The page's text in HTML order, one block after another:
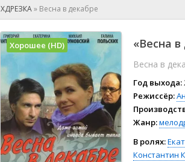
🕺 Мюзикл
👨‍💻
🎤 Ток-
🧙‍♀️
🏅
ХДРЕЗКА» Весна в декабре
«Весна в
Весна в
Год выхода:
Режиссёр:
Жанр:
В ролях:
Константин
Хорошее (HD)